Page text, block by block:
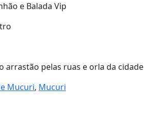
e Balada Vip
arrastão pelas ruas e orla da cidade
Mucuri, Mucuri